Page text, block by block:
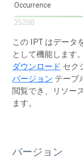
Occurrence
25200
この IPT はデータ
として機能します
ダウンロード セク
バージョン テーブ
閲覧でき、リソー
ます。
バージョン